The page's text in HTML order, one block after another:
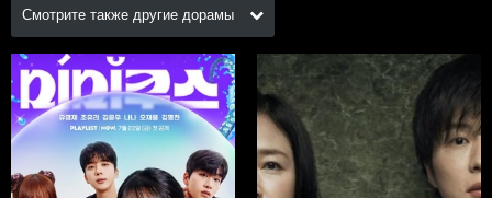
Смотрите также другие дорамы